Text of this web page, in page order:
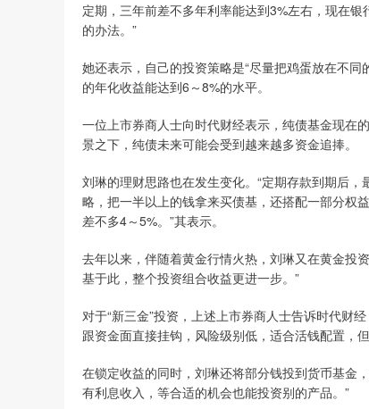
定期，三年前差不多年利率能达到3%左右，现在
的办法。”
她还表示，自己的投资策略是“尽量把鸡蛋放在不
的年化收益能达到6～8%的水平。
一位上市券商人士向时代财经表示，纯债基金现在
景之下，纯债未来可能会受到越来越多资金追捧。
刘琳的理财思路也在发生变化。“定期存款到期后
略，把一半以上的钱拿来买债基，还搭配一部分权
差不多4～5%。”其表示。
去年以来，伴随着黄金行情火热，刘琳又在黄金投
基于此，整个投资组合收益更进一步。”
对于“新三金”投资，上述上市券商人士告诉时代财
跟资金面直接挂钩，风险级别低，适合活钱配置，
在锁定收益的同时，刘琳还将部分钱投到货币基金
有利息收入，等合适的机会也能投资别的产品。”